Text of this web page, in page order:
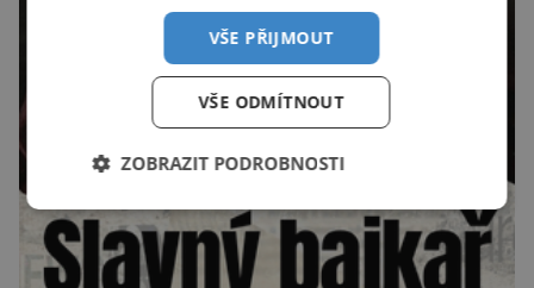
VŠE PŘIJMOUT
VŠE ODMÍTNOUT
ZOBRAZIT PODROBNOSTI